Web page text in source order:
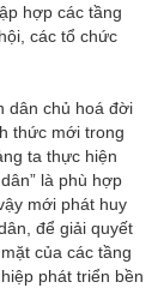
hợp các tầng
các tổ chức
dân chủ hoá đời
thức mới trong
ta thực hiện
là phù hợp
mới phát huy
để giải quyết
của các tầng
phát triển bền